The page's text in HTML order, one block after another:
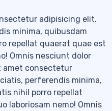
adipisicing elit.
minima, quibusdam
repellat quaerat quae est
Omnis nesciunt dolor
amet consectetur
perferendis minima,
nihil porro repellat
laboriosam nemo! Omnis